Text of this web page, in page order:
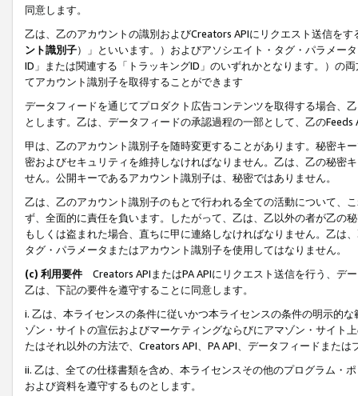
同意します。
乙は、乙のアカウントの識別およびCreators APIにリクエスト送信を
ント識別子）」といいます。）およびアソシエイト・タグ・パラメー
ID」または関連する「トラッキングID」のいずれかとなります。）の
てアカウント識別子を取得することができます
データフィードを通じてプロダクト広告コンテンツを取得する場合、
とします。乙は、データフィードの承認過程の一部として、乙の
甲は、乙のアカウント識別子を随時変更することがあります。秘密キ
密およびセキュリティを維持しなければなりません。乙は、乙の秘密
せん。公開キーであるアカウント識別子は、秘密ではありません。
乙は、乙のアカウント識別子のもとで行われる全ての活動について、
ず、全面的に責任を負います。したがって、乙は、乙以外の者が乙の
もしくは盗まれた場合、直ちに甲に連絡しなければなりません。乙は
タグ・パラメータまたはアカウント識別子を使用してはなりません。
(c) 利用要件 Creators APIまたはPA APIにリクエスト送信を行う、デ
乙は、下記の要件を遵守することに同意します。
i. 乙は、本ライセンスの条件に従いかつ本ライセンスの条件の明示的
ゾン・サイトの宣伝およびマーケティングならびにアマゾン・サイト
たはそれ以外の方法で、Creators API、PA API、データフィードまた
ii. 乙は、全ての仕様書類を含め、本ライセンスその他のプログラム・
および資料を遵守するものとします。